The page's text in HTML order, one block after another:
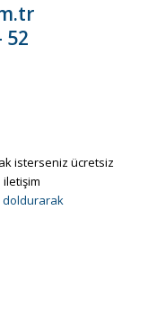
52
isterseniz ücretsiz